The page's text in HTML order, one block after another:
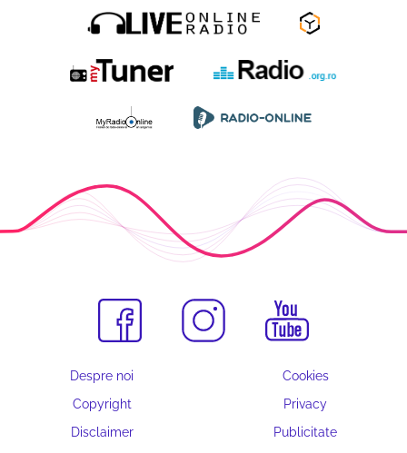
Despre noi
Cookies
Copyright
Privacy
Disclaimer
Publicitate